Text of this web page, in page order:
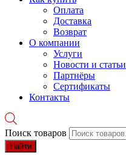
Оплата
Доставка
Возврат
О компании
Услуги
Новости и статьи
Партнёры
Сертификаты
Контакты
Поиск товаров
Найти